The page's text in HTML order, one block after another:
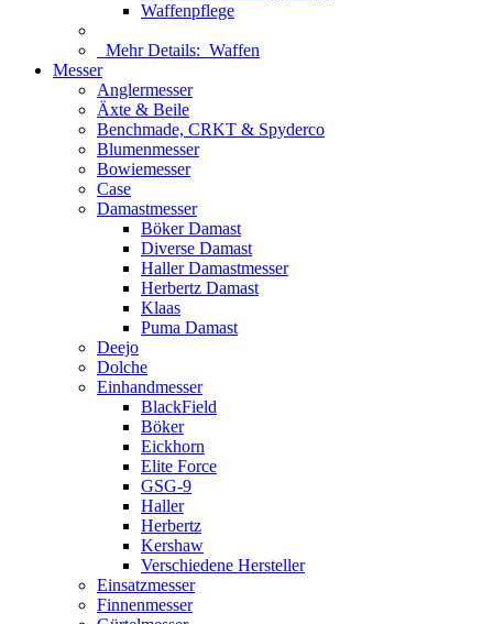
Waffenpflege
Mehr Details: Waffen
Messer
Anglermesser
Äxte & Beile
Benchmade, CRKT & Spyderco
Blumenmesser
Bowiemesser
Case
Damastmesser
Böker Damast
Diverse Damast
Haller Damastmesser
Herbertz Damast
Klaas
Puma Damast
Deejo
Dolche
Einhandmesser
BlackField
Böker
Eickhorn
Elite Force
GSG-9
Haller
Herbertz
Kershaw
Verschiedene Hersteller
Einsatzmesser
Finnenmesser